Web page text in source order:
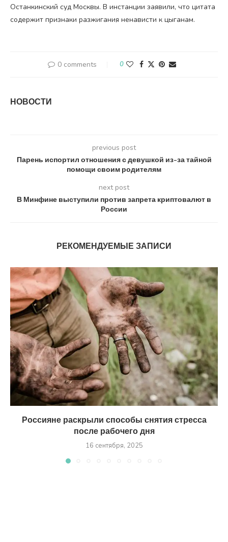
Останкинский суд Москвы. В инстанции заявили, что цитата
содержит признаки разжигания ненависти к цыганам.
0 comments 0
НОВОСТИ
previous post
Парень испортил отношения с девушкой из-за тайной
помощи своим родителям
next post
В Минфине выступили против запрета криптовалют в
России
РЕКОМЕНДУЕМЫЕ ЗАПИСИ
Россияне раскрыли способы снятия стресса
после рабочего дня
16 сентября, 2025